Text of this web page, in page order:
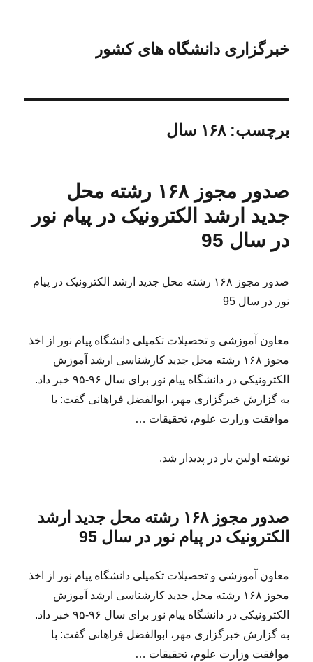
خبرگزاری دانشگاه های کشور
برچسب:۱۶۸ سال
صدور مجوز ۱۶۸ رشته محل
جدید ارشد الکترونیک در پیام نور
در سال 95
صدور مجوز ۱۶۸ رشته محل جدید ارشد الکترونیک در پیام
نور در سال 95
معاون آموزشی و تحصیلات تکمیلی دانشگاه پیام نور از اخذ
مجوز ۱۶۸ رشته محل جدید کارشناسی ارشد آموزش
الکترونیکی در دانشگاه پیام نور برای سال ۹۶-۹۵ خبر داد.
به گزارش خبرگزاری مهر، ابوالفضل فراهانی گفت: با
موافقت وزارت علوم، تحقیقات …
نوشته اولین بار در پدیدار شد.
صدور مجوز ۱۶۸ رشته محل جدید ارشد
الکترونیک در پیام نور در سال 95
معاون آموزشی و تحصیلات تکمیلی دانشگاه پیام نور از اخذ
مجوز ۱۶۸ رشته محل جدید کارشناسی ارشد آموزش
الکترونیکی در دانشگاه پیام نور برای سال ۹۶-۹۵ خبر داد.
به گزارش خبرگزاری مهر، ابوالفضل فراهانی گفت: با
موافقت وزارت علوم، تحقیقات …